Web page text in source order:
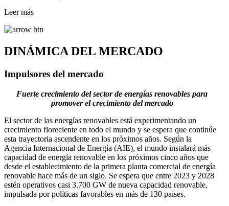
Leer más
DINÁMICA DEL MERCADO
Impulsores del mercado
Fuerte crecimiento del sector de energías renovables para
promover el crecimiento del mercado
El sector de las energías renovables está experimentando un
crecimiento floreciente en todo el mundo y se espera que continúe
esta trayectoria ascendente en los próximos años. Según la
Agencia Internacional de Energía (AIE), el mundo instalará más
capacidad de energía renovable en los próximos cinco años que
desde el establecimiento de la primera planta comercial de energía
renovable hace más de un siglo. Se espera que entre 2023 y 2028
estén operativos casi 3.700 GW de nueva capacidad renovable,
impulsada por políticas favorables en más de 130 países.